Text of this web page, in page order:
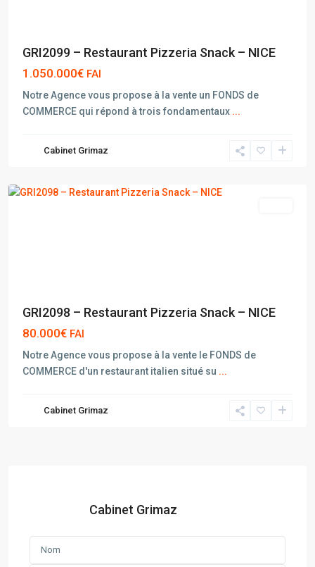
GRI2099 – Restaurant Pizzeria Snack – NICE
1.050.000€ FAI
Notre Agence vous propose à la vente un FONDS de
COMMERCE qui répond à trois fondamentaux ...
Cabinet Grimaz
GRI2098 – Restaurant Pizzeria Snack – NICE
80.000€ FAI
Notre Agence vous propose à la vente le FONDS de
COMMERCE d'un restaurant italien situé su ...
Cabinet Grimaz
Cabinet Grimaz